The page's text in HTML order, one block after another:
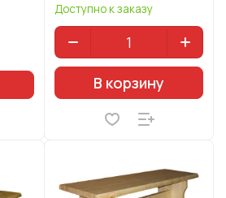
Доступно к заказу
В корзину